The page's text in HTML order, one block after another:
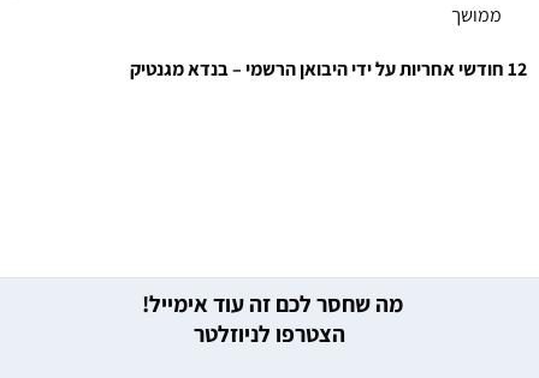
ממושך
12 חודשי אחריות על ידי היבואן הרשמי – בנדא מגנטיק
מה שחסר לכם זה עוד אימייל!
הצטרפו לניוזלטר